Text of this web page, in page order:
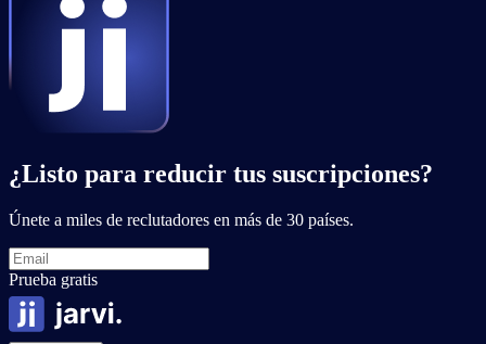
¿Listo para reducir tus suscripciones?
Únete a miles de reclutadores en más de 30 países.
Prueba gratis